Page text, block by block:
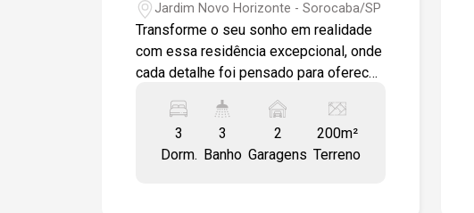
Jardim Novo Horizonte - Sorocaba/SP
Transforme o seu sonho em realidade
com essa residência excepcional, onde
cada detalhe foi pensado para oferecer
Ambientes Planejados e Funcionais -
Três Dormitórios, sendo 1 Suíte:
Descanso e privacidade garantidos. -
3
Dorm.
3
Banho
2
Garagens
200m²
Terreno